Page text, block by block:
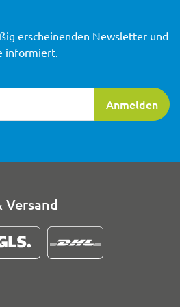
Anmelden
erscheinenden Newsletter und
informiert.
Versand